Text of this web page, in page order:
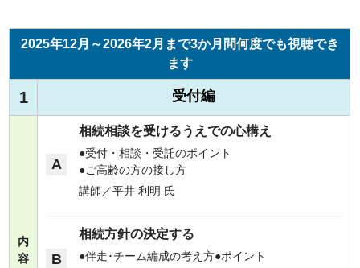
2025年12月～2026年2月まで3か月間何度でも視聴でき
ます
1 受付編
内
容
A
相続相談を受けるうえでの心構え
受付・相談・受託のポイント
ご高齢の方の接し方
講師／平井 利明 氏
B
相続方針の決定する
伴走･チーム編成の考え方 ポイント